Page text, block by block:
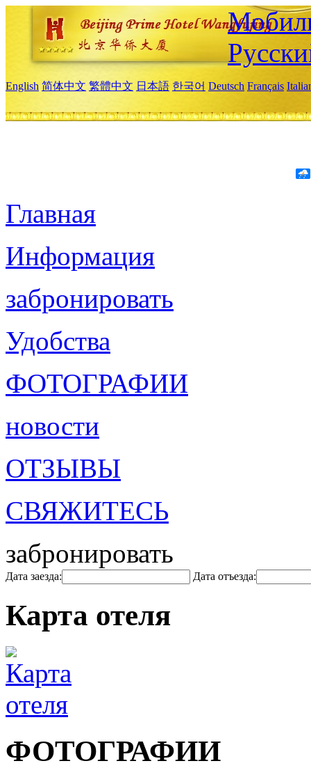
English 简体中文 繁體中文 日本語 한국어 Deutsch Français
Главная
Информация
забронировать
Удобства
ФОТОГРАФИИ
новости
ОТЗЫВЫ
СВЯЖИТЕСЬ
забронировать
Дата заезда: Дата отъезда:
Карта отеля
ФОТОГРАФИИ